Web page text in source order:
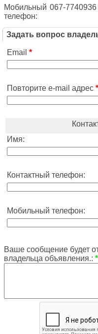
Мобильный
телефон:
067-7740936
Задать вопрос
Email *
Повторите e-mail адрес *
Имя:
Контактный телефон:
Мобильный телефон:
Ваше сообщение будет
владельца объявления.: *